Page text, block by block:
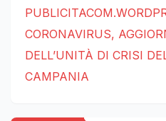
CORONAVIRUS,
DELL’UNITÀ DI CRISI
CAMPANIA